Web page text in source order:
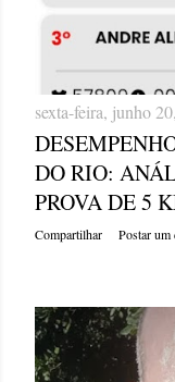
sexta-feira, junho
DO RIO:
PROVA DE 5
Compartilhar Postar um